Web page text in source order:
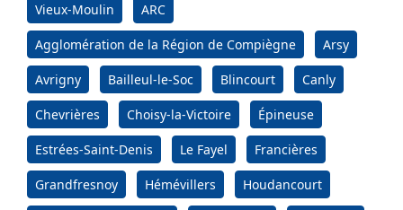
Vieux-Moulin ARC
Agglomération de la Région de Compiègne Arsy
Avrigny Bailleul-le-Soc Blincourt Canly
Chevrières Choisy-la-Victoire Épineuse
Estrées-Saint-Denis Le Fayel Francières
Grandfresnoy Hémévillers Houdancourt